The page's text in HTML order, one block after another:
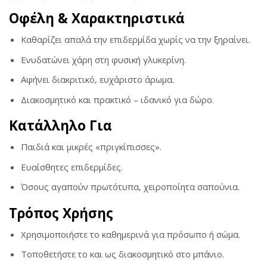
Οφέλη & Χαρακτηριστικά
Καθαρίζει απαλά την επιδερμίδα χωρίς να την ξηραίνει.
Ενυδατώνει χάρη στη φυσική γλυκερίνη.
Αφήνει διακριτικό, ευχάριστο άρωμα.
Διακοσμητικό και πρακτικό – ιδανικό για δώρο.
Κατάλληλο Για
Παιδιά και μικρές «πριγκίπισσες».
Ευαίσθητες επιδερμίδες.
Όσους αγαπούν πρωτότυπα, χειροποίητα σαπούνια.
Τρόπος Χρήσης
Χρησιμοποιήστε το καθημερινά για πρόσωπο ή σώμα.
Τοποθετήστε το και ως διακοσμητικό στο μπάνιο.